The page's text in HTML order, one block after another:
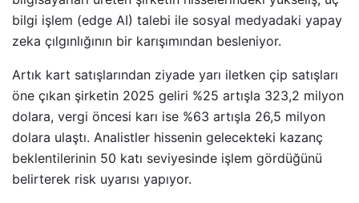
bilgi işlem (edge AI) talebi ile sosyal medyadaki yapay
zeka çılgınlığının bir karışımından besleniyor.
Artık kart satışlarından ziyade yarı iletken çip satışları
öne çıkan şirketin 2025 geliri %25 artışla 323,2 milyon
dolara, vergi öncesi karı ise %63 artışla 26,5 milyon
dolara ulaştı. Analistler hissenin gelecekteki kazanç
beklentilerinin 50 katı seviyesinde işlem gördüğünü
belirterek risk uyarısı yapıyor.